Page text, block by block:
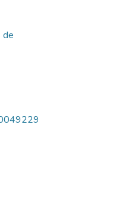
de